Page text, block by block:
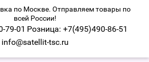
по Москве. Отправляем товары по
всей России!
79-01 Розница: +7(495)490-86-51
info@satellit-tsc.ru